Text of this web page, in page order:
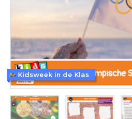
Kidsweek in de Klas